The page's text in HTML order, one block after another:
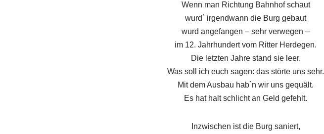
Wenn man Richtung Bahnhof schaut
wurd` irgendwann die Burg gebaut
wurd angefangen – sehr verwegen –
im 12. Jahrhundert vom Ritter Herdegen.
Die letzten Jahre stand sie leer.
Was soll ich euch sagen: das störte uns sehr.
Mit dem Ausbau hab`n wir uns gequält.
Es hat halt schlicht an Geld gefehlt.
Inzwischen ist die Burg saniert,